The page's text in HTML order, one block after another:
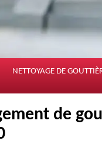
NETTOYAGE DE
de